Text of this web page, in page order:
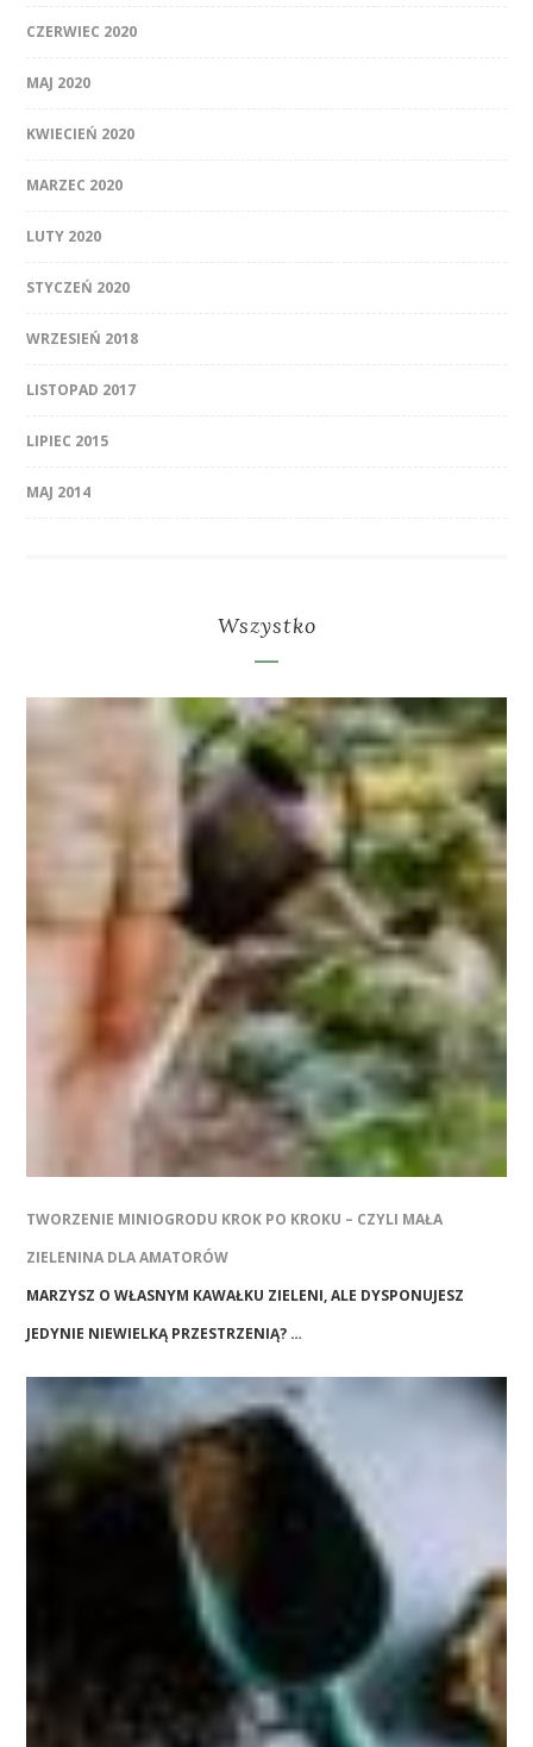
CZERWIEC 2020
MAJ 2020
KWIECIEŃ 2020
MARZEC 2020
LUTY 2020
STYCZEŃ 2020
WRZESIEŃ 2018
LISTOPAD 2017
LIPIEC 2015
MAJ 2014
Wszystko
TWORZENIE MINIOGRODU KROK PO KROKU – CZYLI MAŁA
ZIELENINA DLA AMATORÓW
MARZYSZ O WŁASNYM KAWAŁKU ZIELENI, ALE DYSPONUJESZ
JEDYNIE NIEWIELKĄ PRZESTRZENIĄ? …